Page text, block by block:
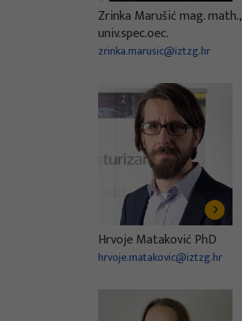
Zrinka Marušić mag. math.,
univ.spec.oec.
zrinka.marusic@iztzg.hr
Hrvoje Mataković PhD
hrvoje.matakovic@iztzg.hr